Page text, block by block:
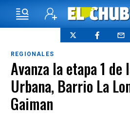
REGIONALES
Avanza la etapa 1
Urbana, Barrio La
Gaiman